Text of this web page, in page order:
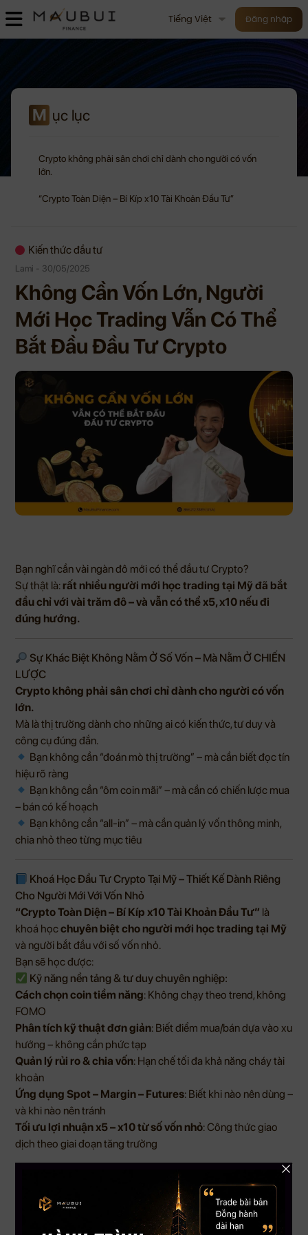
Tiếng Việt Đăng nhập
M ục lục
Crypto không phải sân chơi chỉ dành cho người có vốn
lớn.
“Crypto Toàn Diện – Bí Kíp x10 Tài Khoản Đầu Tư”
Kiến thức đầu tư
Lami - 30/05/2025
Không Cần Vốn Lớn, Người
Mới Học Trading Vẫn Có Thể
Bắt Đầu Đầu Tư Crypto
Bạn nghĩ cần vài ngàn đô mới có thể đầu tư Crypto?
Sự thật là: rất nhiều người mới học trading tại Mỹ đã bắt
đầu chỉ với vài trăm đô – và vẫn có thể x5, x10 nếu đi
đúng hướng.
Sự Khác Biệt Không Nằm Ở Số Vốn – Mà Nằm Ở CHIẾN
LƯỢC
Crypto không phải sân chơi chỉ dành cho người có vốn
lớn.
Mà là thị trường dành cho những ai có kiến thức, tư duy và
công cụ đúng đắn.
Bạn không cần “đoán mò thị trường” – mà cần biết đọc tín
hiệu rõ ràng
Bạn không cần “ôm coin mãi” – mà cần có chiến lược mua
– bán có kế hoạch
Bạn không cần “all-in” – mà cần quản lý vốn thông minh,
chia nhỏ theo từng mục tiêu
Khoá Học Đầu Tư Crypto Tại Mỹ – Thiết Kế Dành Riêng
Cho Người Mới Với Vốn Nhỏ
“Crypto Toàn Diện – Bí Kíp x10 Tài Khoản Đầu Tư” là
khoá họcchuyên biệt cho người mới học trading tại Mỹ
và người bắt đầu với số vốn nhỏ.
Bạn sẽ học được:
Kỹ năng nền tảng & tư duy chuyên nghiệp:
Cách chọn coin tiềm năng: Không chạy theo trend, không
FOMO
Phân tích kỹ thuật đơn giản: Biết điểm mua/bán dựa vào xu
hướng – không cần phức tạp
Quản lý rủi ro & chia vốn: Hạn chế tối đa khả năng cháy tài
khoản
Ứng dụng Spot – Margin – Futures: Biết khi nào nên dùng –
và khi nào nên tránh
Tối ưu lợi nhuận x5 – x10 từ số vốn nhỏ: Công thức giao
dịch theo giai đoạn tăng trưởng
Người mới học trading tại Mỹ muốn đầu tư bài bản ngay từ